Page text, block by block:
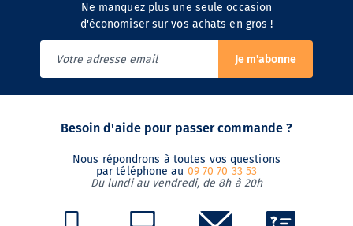
Ne manquez plus une seule occasion
d'économiser sur vos achats en gros !
Je m'abonne
Besoin d'aide pour passer commande ?
Nous répondrons à toutes vos questions
par téléphone au 09 70 70 33 53
Du lundi au vendredi, de 8h à 20h